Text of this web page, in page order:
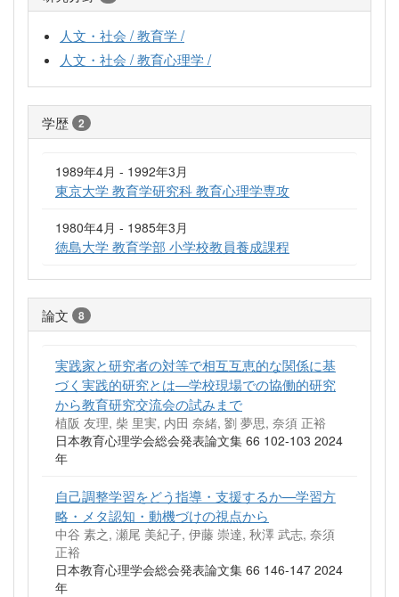
人文・社会 / 教育学 /
人文・社会 / 教育心理学 /
学歴 2
1989年4月 - 1992年3月
東京大学 教育学研究科 教育心理学専攻
1980年4月 - 1985年3月
徳島大学 教育学部 小学校教員養成課程
論文 8
実践家と研究者の対等で相互互恵的な関係に基
づく実践的研究とは—学校現場での協働的研究
から教育研究交流会の試みまで
植阪 友理, 柴 里実, 内田 奈緒, 劉 夢思, 奈須 正裕
日本教育心理学会総会発表論文集 66 102-103 2024
年
自己調整学習をどう指導・支援するか—学習方
略・メタ認知・動機づけの視点から
中谷 素之, 瀬尾 美紀子, 伊藤 崇達, 秋澤 武志, 奈須
正裕
日本教育心理学会総会発表論文集 66 146-147 2024
年